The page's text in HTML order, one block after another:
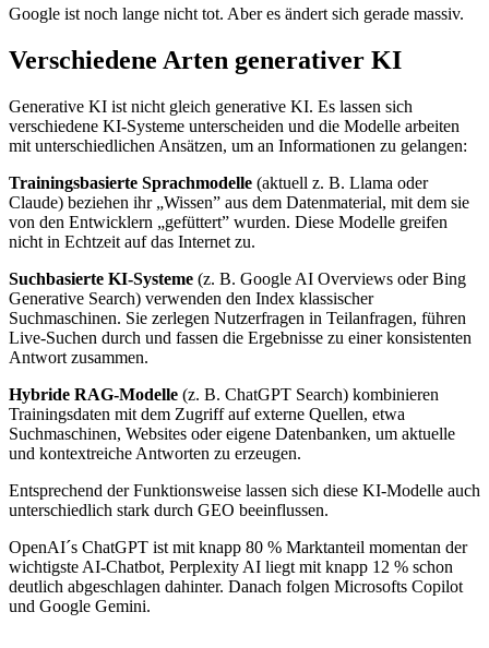
Google ist noch lange nicht tot. Aber es ändert sich gerade massiv.
Verschiedene Arten generativer KI
Generative KI ist nicht gleich generative KI. Es lassen sich
verschiedene KI-Systeme unterscheiden und die Modelle arbeiten
mit unterschiedlichen Ansätzen, um an Informationen zu gelangen:
Trainingsbasierte Sprachmodelle (aktuell z. B. Llama oder
Claude) beziehen ihr „Wissen” aus dem Datenmaterial, mit dem sie
von den Entwicklern „gefüttert” wurden. Diese Modelle greifen
nicht in Echtzeit auf das Internet zu.
Suchbasierte KI-Systeme (z. B. Google AI Overviews oder Bing
Generative Search) verwenden den Index klassischer
Suchmaschinen. Sie zerlegen Nutzerfragen in Teilanfragen, führen
Live-Suchen durch und fassen die Ergebnisse zu einer konsistenten
Antwort zusammen.
Hybride RAG-Modelle (z. B. ChatGPT Search) kombinieren
Trainingsdaten mit dem Zugriff auf externe Quellen, etwa
Suchmaschinen, Websites oder eigene Datenbanken, um aktuelle
und kontextreiche Antworten zu erzeugen.
Entsprechend der Funktionsweise lassen sich diese KI-Modelle auch
unterschiedlich stark durch GEO beeinflussen.
OpenAI´s ChatGPT ist mit knapp 80 % Marktanteil momentan der
wichtigste AI-Chatbot, Perplexity AI liegt mit knapp 12 % schon
deutlich abgeschlagen dahinter. Danach folgen Microsofts Copilot
und Google Gemini.